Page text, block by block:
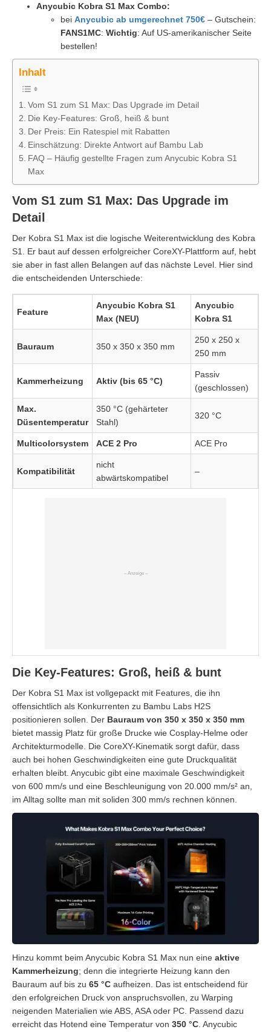
Anycubic Kobra S1 Max Combo:
bei Anycubic ab umgerechnet 750€ – Gutschein:
FANS1MC: Wichtig: Auf US-amerikanischer Seite
bestellen!
Inhalt
Vom S1 zum S1 Max: Das Upgrade im Detail
Die Key-Features: Groß, heiß & bunt
Der Preis: Ein Ratespiel mit Rabatten
Einschätzung: Direkte Antwort auf Bambu Lab
FAQ – Häufig gestellte Fragen zum Anycubic Kobra S1
Max
Vom S1 zum S1 Max: Das Upgrade im
Detail
Der Kobra S1 Max ist die logische Weiterentwicklung des Kobra
S1. Er baut auf dessen erfolgreicher CoreXY-Plattform auf, hebt
sie aber in fast allen Belangen auf das nächste Level. Hier sind
die entscheidenden Unterschiede:
Feature
Anycubic Kobra S1
Max (NEU)
Anycubic
Kobra S1
Bauraum 350 x 350 x 350 mm
250 x 250 x
250 mm
Kammerheizung Aktiv (bis 65 °C)
Passiv
(geschlossen)
Max.
Düsentemperatur
350 °C (gehärteter
Stahl)
320 °C
Multicolorsystem ACE 2 Pro ACE Pro
Kompatibilität
nicht
abwärtskompatibel
–
Die Key-Features: Groß, heiß & bunt
Der Kobra S1 Max ist vollgepackt mit Features, die ihn
offensichtlich als Konkurrenten zu Bambu Labs H2S
positionieren sollen. Der Bauraum von 350 x 350 x 350 mm
bietet massig Platz für große Drucke wie Cosplay-Helme oder
Architekturmodelle. Die CoreXY-Kinematik sorgt dafür, dass
auch bei hohen Geschwindigkeiten eine gute Druckqualität
erhalten bleibt. Anycubic gibt eine maximale Geschwindigkeit
von 600 mm/s und eine Beschleunigung von 20.000 mm/s² an,
im Alltag sollte man mit soliden 300 mm/s rechnen können.
Hinzu kommt beim Anycubic Kobra S1 Max nun eine aktive
Kammerheizung; denn die integrierte Heizung kann den
Bauraum auf bis zu 65 °C aufheizen. Das ist entscheidend für
den erfolgreichen Druck von anspruchsvollen, zu Warping
neigenden Materialien wie ABS, ASA oder PC. Passend dazu
erreicht das Hotend eine Temperatur von 350 °C . Anycubic